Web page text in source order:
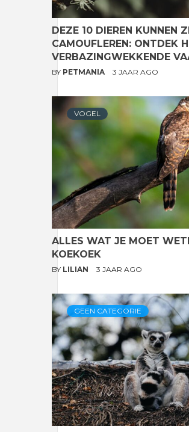
DEZE 10 DIEREN KUNNEN
CAMOUFLEREN: ONTDEK
VERBAZINGWEKKENDE
BY PETMANIA 3 JAAR AGO
VOGEL
ALLES WAT JE MOET
KOEKOEK
BY LILIAN 3 JAAR AGO
GEEN CATEGORIE